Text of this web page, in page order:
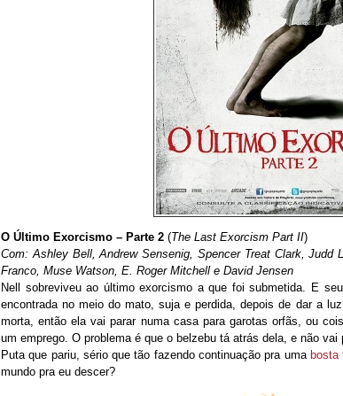
O Último Exorcismo – Parte 2 (The Last Exorcism Part II)
Com: Ashley Bell, Andrew Sensenig, Spencer Treat Clark, Judd
Franco, Muse Watson, E. Roger Mitchell e David Jensen
Nell sobreviveu ao último exorcismo a que foi submetida. E
encontrada no meio do mato, suja e perdida, depois de dar a
morta, então ela vai parar numa casa para garotas orfãs, ou
um emprego. O problema é que o belzebu tá atrás dela, e não vai
Puta que pariu, sério que tão fazendo continuação pra uma bosta
mundo pra eu descer?